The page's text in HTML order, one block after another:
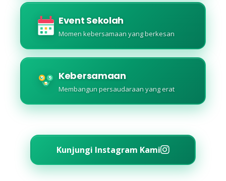
Event Sekolah
Momen kebersamaan yang berkesan
Kebersamaan
Membangun persaudaraan yang erat
Kunjungi Instagram Kami